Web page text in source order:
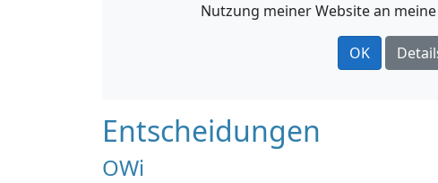
Nutzung meiner Website an
OK
Entscheidungen
OWi